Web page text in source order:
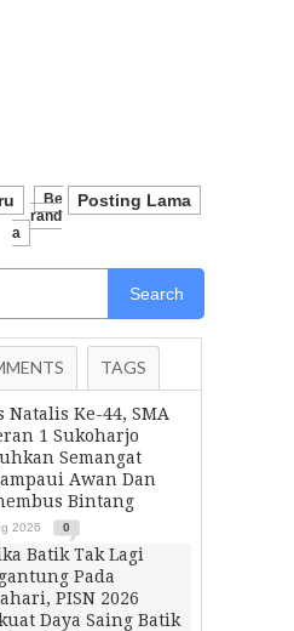
Posting Lama
Be
Rand
A
Search
TAGS
Natalis Ke-44, SMA
1 Sukoharjo
Semangat
Awan Dan
Bintang
2026 0
Batik Tak Lagi
Pada
PISN 2026
Daya Saing Batik